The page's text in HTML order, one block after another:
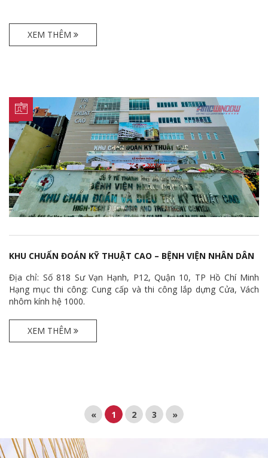
XEM THÊM
KHU CHUẨN ĐOÁN KỸ THUẬT CAO – BỆNH VIỆN NHÂN DÂN
115 TP HỒ CHÍ MINH
Địa chỉ: Số 818 Sư Vạn Hạnh, P12, Quận 10, TP Hồ Chí Minh
Hạng mục thi công: Cung cấp và thi công lắp dựng Cửa, Vách
nhôm kính hệ 1000.
XEM THÊM
« 1 2 3 »